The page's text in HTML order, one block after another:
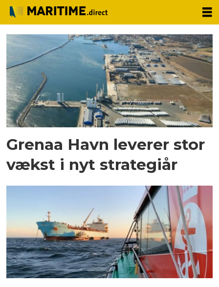
Tag:
iso-
certificering
Grenaa Havn leverer stor
vækst i nyt strategiår